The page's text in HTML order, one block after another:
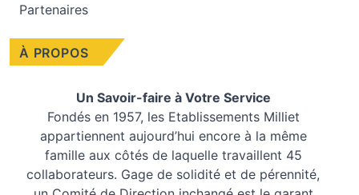
À PROPOS
Un Savoir-faire à Votre Service
Fondés en 1957, les Etablissements Milliet
appartiennent aujourd’hui encore à la même
famille aux côtés de laquelle travaillent 45
collaborateurs. Gage de solidité et de pérennité,
Partenaires